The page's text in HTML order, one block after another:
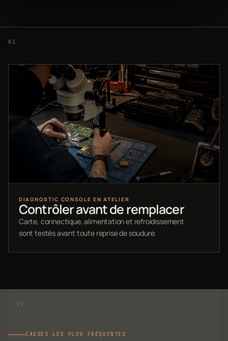
DIAGNOSTIC CONSOLE EN ATELIER
Contrôler avant de remplacer
Carte, connectique, alimentation et refroidissement
sont testés avant toute reprise de soudure.
CAUSES LES PLUS FRÉQUENTES